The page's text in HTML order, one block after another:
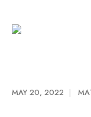
MAY 20, 2022